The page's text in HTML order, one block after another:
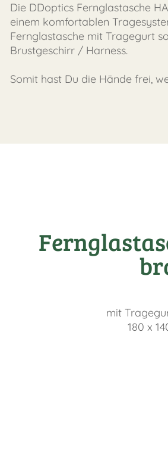
Die DDoptics Fernglastasche
einem komfortablen
Fernglastasche mit Tragegurt
Brustgeschirr / Harness.
Somit hast Du die Hände frei,
mit
180 x